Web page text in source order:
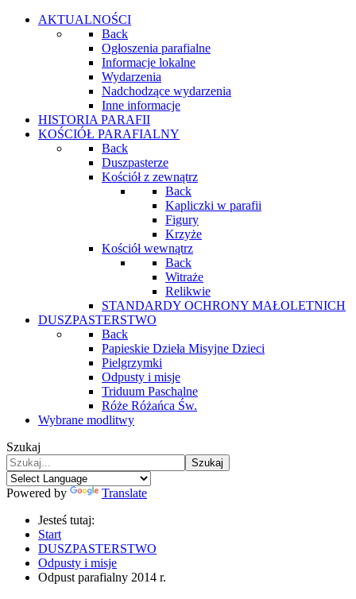
AKTUALNOŚCI
Back
Ogłoszenia parafialne
Informacje lokalne
Wydarzenia
Nadchodzące wydarzenia
Inne informacje
HISTORIA PARAFII
KOŚCIÓŁ PARAFIALNY
Back
Duszpasterze
Kościół z zewnątrz
Back
Kapliczki w parafii
Figury
Krzyże
Kościół wewnątrz
Back
Witraże
Relikwie
STANDARDY OCHRONY MAŁOLETNICH
DUSZPASTERSTWO
Back
Papieskie Dzieła Misyjne Dzieci
Pielgrzymki
Odpusty i misje
Triduum Paschalne
Róże Różańca Św.
Wybrane modlitwy
Szukaj
Szukaj
Powered by
Translate
Jesteś tutaj:
Start
DUSZPASTERSTWO
Odpusty i misje
Odpust parafialny 2014 r.